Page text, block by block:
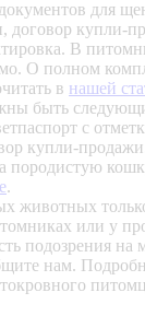
для
договор купли-
В
О полном
в нашей
быть
с
купли-
породистую
.
животных
или у
подозрения
нам.